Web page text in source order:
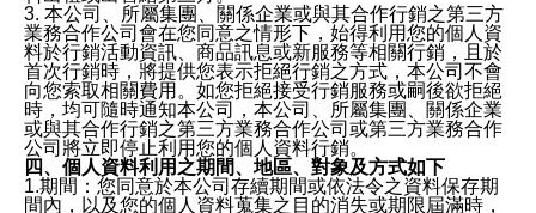
3. 本公司、所屬集團、關係企業或與其合作行銷之第三方
業務合作公司會在您同意之情形下，始得利用您的個人資
料於行銷活動資訊、商品訊息或新服務等相關行銷，且於
首次行銷時，將提供您表示拒絕行銷之方式，本公司不會
向您索取相關費用。如您拒絕接受行銷服務或嗣後欲拒絕
時，均可隨時通知本公司，本公司、所屬集團、關係企業
或與其合作行銷之第三方業務合作公司或第三方業務合作
公司將立即停止利用您的個人資料行銷。
四、個人資料利用之期間、地區、對象及方式如下
1.期間：您同意於本公司存續期間或依法令之資料保存期
間內，以及您的個人資料蒐集之目的消失或期限屆滿時，